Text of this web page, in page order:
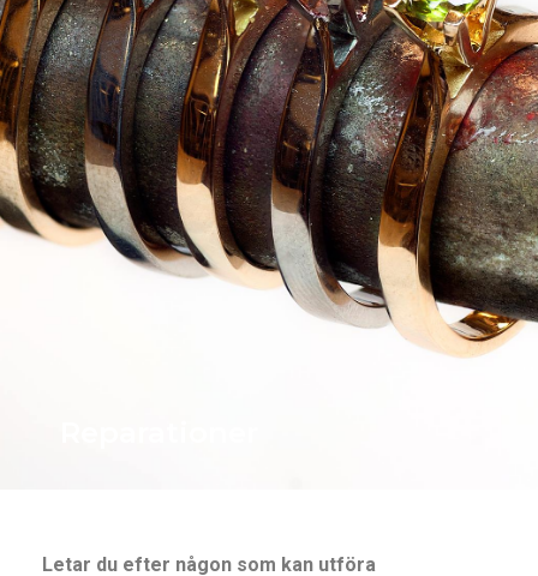
Letar du efter någon som kan utföra